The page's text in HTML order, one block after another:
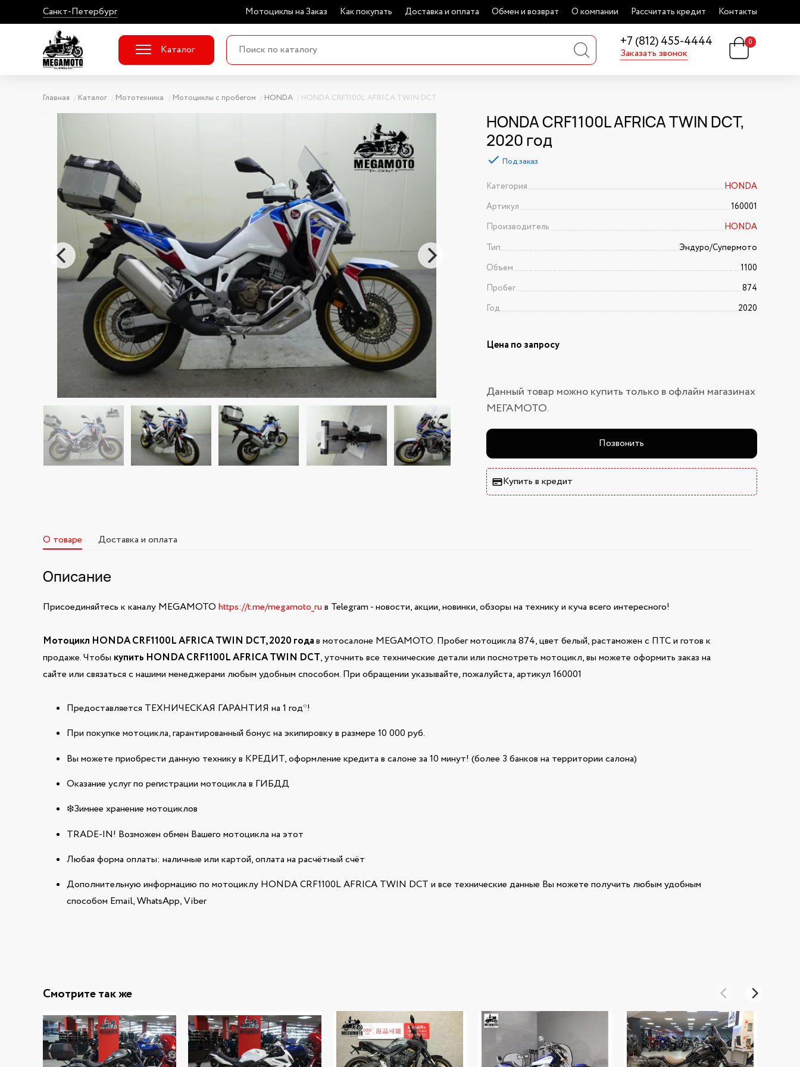
Санкт-Петербург Мотоциклы на Заказ Как покупать Доставка и оплата Обмен и возврат О компании Рассчитать кредит Контакты
+7 (812) 455-4444
Заказать звонок
Каталог
0
Главная Каталог Мототехника Мотоциклы с пробегом HONDA HONDA CRF1100L AFRICA TWIN DCT
HONDA CRF1100L AFRICA TWIN DCT,
2020 год
Под заказ
Категория
HONDA
Артикул
160001
Производитель
HONDA
Тип
Эндуро/Супермото
Объем
1100
Пробег
874
Год
2020
Цена по запросу
Данный товар можно купить только в офлайн магазинах
МЕГАМОТО.
Позвонить
Купить в кредит
О товаре Доставка и оплата
Описание
Присоединяйтесь к каналу MEGAMOTO https://t.me/megamoto_ru в Telegram - новости, акции, новинки, обзоры на технику и куча всего интересного!
Мотоцикл HONDA CRF1100L AFRICA TWIN DCT, 2020 годав мотосалоне MEGAMOTO. Пробег мотоцикла 874, цвет белый, растаможен с ПТС и готов к
продаже. Чтобы купить HONDA CRF1100L AFRICA TWIN DCT, уточнить все технические детали или посмотреть мотоцикл, вы можете оформить заказ на
сайте или связаться с нашими менеджерами любым удобным способом. При обращении указывайте, пожалуйста, артикул 160001
Предоставляется ТЕХНИЧЕСКАЯ ГАРАНТИЯ на 1 год*!
При покупке мотоцикла, гарантированный бонус на экипировку в размере 10 000 руб.
Вы можете приобрести данную технику в КРЕДИТ, оформление кредита в салоне за 10 минут! (более 3 банков на территории салона)
Оказание услуг по регистрации мотоцикла в ГИБДД
❄️Зимнее хранение мотоциклов
TRADE-IN! Возможен обмен Вашего мотоцикла на этот
Любая форма оплаты: наличные или картой, оплата на расчётный счёт
Дополнительную информацию по мотоциклу HONDA CRF1100L AFRICA TWIN DCT и все технические данные Вы можете получить любым удобным
способом Email, WhatsApp, Viber
Смотрите так же